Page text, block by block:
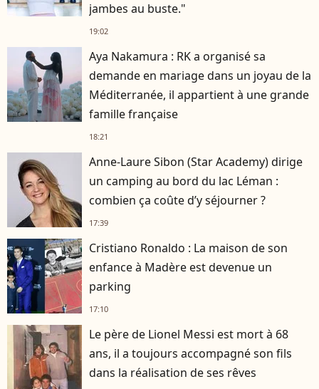
jambes au buste."
19:02
Aya Nakamura : RK a organisé sa
demande en mariage dans un joyau de la
Méditerranée, il appartient à une grande
famille française
18:21
Anne-Laure Sibon (Star Academy) dirige
un camping au bord du lac Léman :
combien ça coûte d’y séjourner ?
17:39
Cristiano Ronaldo : La maison de son
enfance à Madère est devenue un
parking
17:10
Le père de Lionel Messi est mort à 68
ans, il a toujours accompagné son fils
dans la réalisation de ses rêves